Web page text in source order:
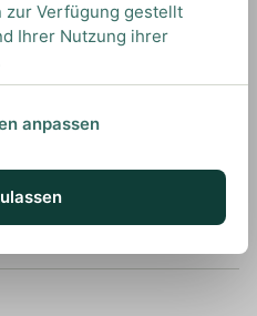
on the rocks zu
zur Verfügung gestellt
Ihrer Nutzung ihrer
anpassen